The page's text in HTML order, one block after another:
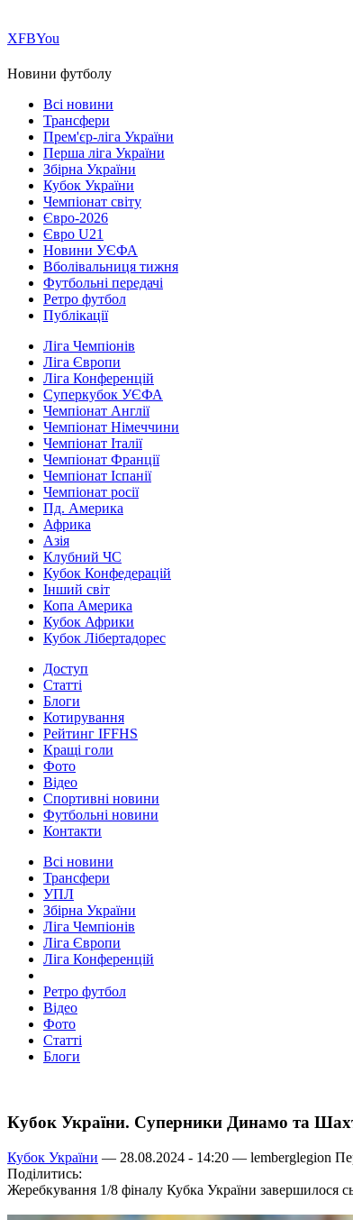
ХFBYou
Новини футболу
Всі новини
Трансфери
Прем'єр-ліга України
Перша ліга України
Збірна України
Кубок України
Чемпіонат світу
Євро-2026
Євро U21
Новини УЄФА
Вболівальниця тижня
Футбольні передачі
Ретро футбол
Публікації
Ліга Чемпіонів
Ліга Європи
Ліга Конференцій
Суперкубок УЄФА
Чемпіонат Англії
Чемпіонат Німеччини
Чемпіонат Італії
Чемпіонат Франції
Чемпіонат Іспанії
Чемпіонат росії
Пд. Америка
Африка
Азія
Клубний ЧС
Кубок Конфедерацій
Інший світ
Копа Америка
Кубок Африки
Кубок Лібертадорес
Доступ
Статті
Блоги
Котирування
Рейтинг IFFHS
Кращі голи
Фото
Відео
Спортивні новини
Футбольні новини
Контакти
Всі новини
Трансфери
УПЛ
Збірна України
Ліга Чемпіонів
Ліга Європи
Ліга Конференцій
Ретро футбол
Відео
Фото
Статті
Блоги
Кубок України. Суперники Динамо та
Кубок України — 28.08.2024 - 14:20 — lemberglegion
Поділитись:
Жеребкування 1/8 фіналу Кубка України завершилося